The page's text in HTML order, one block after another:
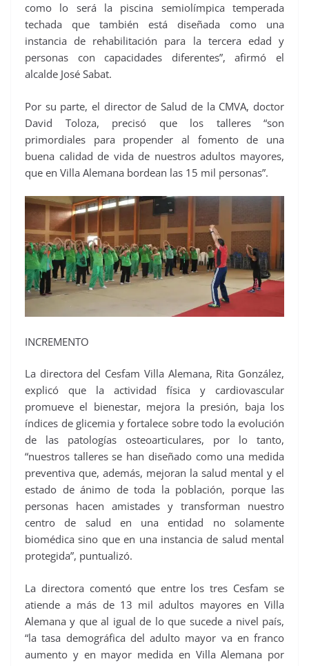
como lo será la piscina semiolímpica temperada
techada que también está diseñada como una
instancia de rehabilitación para la tercera edad y
personas con capacidades diferentes”, afirmó el
alcalde José Sabat.
Por su parte, el director de Salud de la CMVA, doctor
David Toloza, precisó que los talleres “son
primordiales para propender al fomento de una
buena calidad de vida de nuestros adultos mayores,
que en Villa Alemana bordean las 15 mil personas”.
INCREMENTO
La directora del Cesfam Villa Alemana, Rita González,
explicó que la actividad física y cardiovascular
promueve el bienestar, mejora la presión, baja los
índices de glicemia y fortalece sobre todo la evolución
de las patologías osteoarticulares, por lo tanto,
“nuestros talleres se han diseñado como una medida
preventiva que, además, mejoran la salud mental y el
estado de ánimo de toda la población, porque las
personas hacen amistades y transforman nuestro
centro de salud en una entidad no solamente
biomédica sino que en una instancia de salud mental
protegida”, puntualizó.
La directora comentó que entre los tres Cesfam se
atiende a más de 13 mil adultos mayores en Villa
Alemana y que al igual de lo que sucede a nivel país,
“la tasa demográfica del adulto mayor va en franco
aumento y en mayor medida en Villa Alemana por